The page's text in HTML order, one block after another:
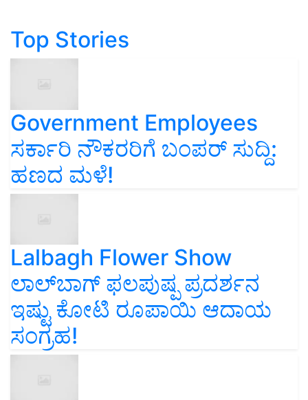
Top Stories
Government Employees
ಸರ್ಕಾರಿ ನೌಕರರಿಗೆ ಬಂಪರ್‌ ಸುದ್ದಿ:
ಹಣದ ಮಳೆ!
Lalbagh Flower Show
ಲಾಲ್‌ಬಾಗ್ ಫಲಪುಷ್ಪ ಪ್ರದರ್ಶನ
ಇಷ್ಟು ಕೋಟಿ ರೂಪಾಯಿ ಆದಾಯ
ಸಂಗ್ರಹ!